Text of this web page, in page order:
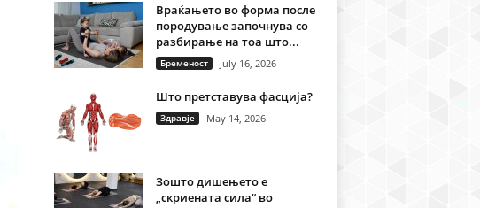
Враќањето во форма после
породување започнува со
разбирање на тоа што...
Бременост July 16, 2026
Што претставува фасција?
Здравје May 14, 2026
Зошто дишењето е
„скриената сила“ во